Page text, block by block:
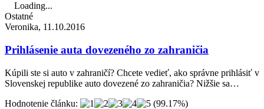
Loading...
Ostatné
Veronika, 11.10.2016
Prihlásenie auta dovezeného zo zahraničia
Kúpili ste si auto v zahraničí? Chcete vedieť, ako správne prihlásiť v
Slovenskej republike auto dovezené zo zahraničia? Nižšie sa…
Hodnotenie článku:
(99.17%)